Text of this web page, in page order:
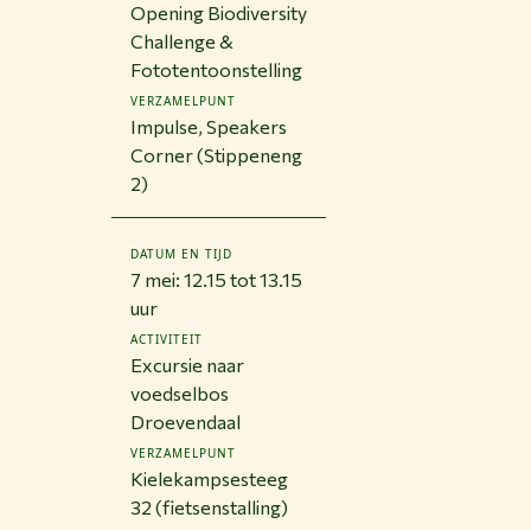
Opening Biodiversity
Challenge &
Fototentoonstelling
VERZAMELPUNT
Impulse, Speakers
Corner (Stippeneng
2)
DATUM EN TIJD
7 mei: 12.15 tot 13.15
uur
ACTIVITEIT
Excursie naar
voedselbos
Droevendaal
VERZAMELPUNT
Kielekampsesteeg
32 (fietsenstalling)